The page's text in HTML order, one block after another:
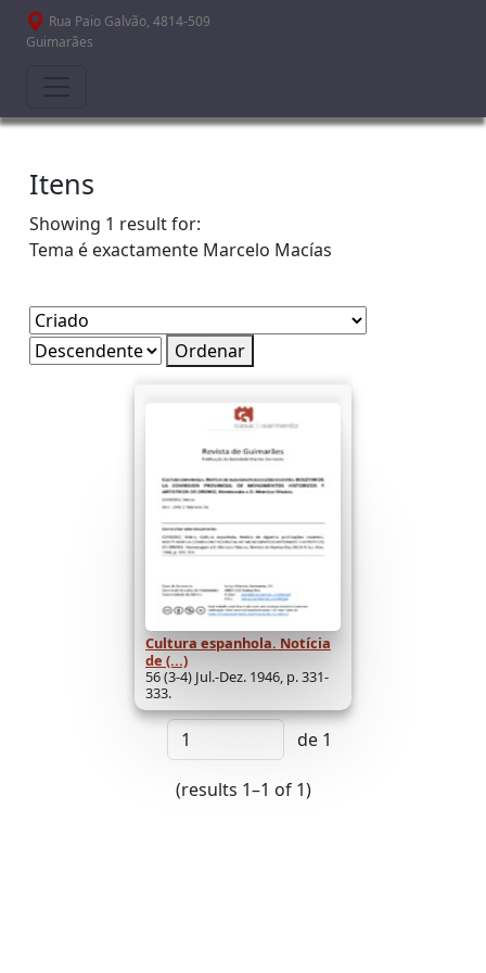
Passar para o conteúdo principal
Rua Paio Galvão, 4814-509
Guimarães
Itens
Showing 1 result for:
Tema é exactamente Marcelo Macías
Ordenar
Cultura espanhola. Notícia
de (...)
56 (3-4) Jul.-Dez. 1946, p. 331-
333.
de 1
(results 1–1 of 1)